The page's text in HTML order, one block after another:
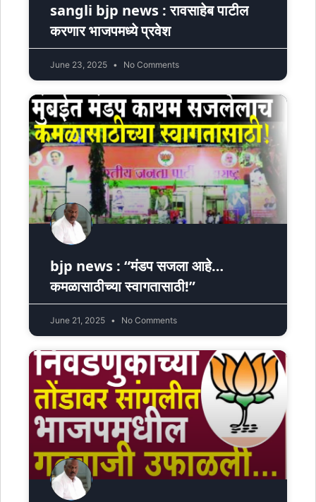
sangli bjp news : रावसाहेब पाटील
करणार भाजपमध्ये प्रवेश
June 23, 2025 No Comments
bjp news : “मंडप सजला आहे…
कमळासाठीच्या स्वागतासाठी!”
June 21, 2025 No Comments